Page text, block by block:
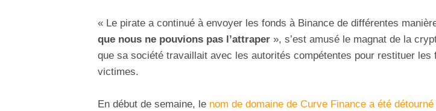
« Le pirate a continué à envoyer les fonds à Binance de différentes
que nous ne pouvions pas l’attraper », s’est amusé le magnat de la
que sa société travaillait avec les autorités compétentes pour restituer les
victimes.
En début de semaine, le nom de domaine de Curve Finance a été détourné